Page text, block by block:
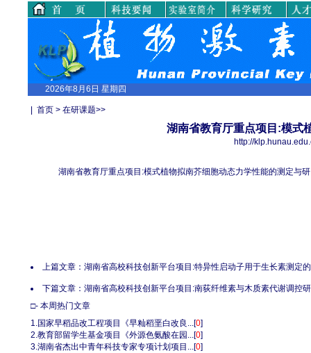
2026年8月6日 星期四
首页 > 在研课题>>
湖南省教育厅重点项目:模式
http://
湖南省教育厅重点项目:模式植物拟南芥细胞动态力学性能的测定与
上篇文章： 湖南省高校科技创新平台项目:特异性启动子用于生长素测定
下篇文章： 湖南省高校科技创新平台项目:南荻纤维素与木质素代谢调控
□- 本周热门文章
1.国家早稻品改工程项目《早籼稻垩白改良...[0]
2.教育部留学生基金项目《外源色氨酸在园...[0]
3.湖南省杰出中青年科技专家专项计划项目...[0]